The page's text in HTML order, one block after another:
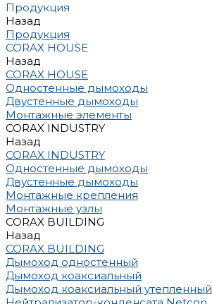
Продукция
Назад
Продукция
CORAX HOUSE
Назад
CORAX HOUSE
Одностенные дымоходы
Двустенные дымоходы
Монтажные элементы
CORAX INDUSTRY
Назад
CORAX INDUSTRY
Одностенные дымоходы
Двустенные дымоходы
Монтажные крепления
Монтажные узлы
CORAX BUILDING
Назад
CORAX BUILDING
Дымоход одностенный
Дымоход коаксиальный
Дымоход коаксиальный утепленный